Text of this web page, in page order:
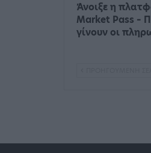
Άνοιξε η
Market Pass –
γίνουν οι